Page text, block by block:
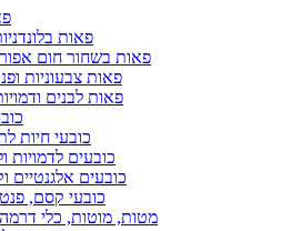
פאות
פאות בשחור חום
פאות צבעוניות
פאות לבנים
כובעי חיות
כובעים לדמויות
כובעים אלגנטיים
כובעי קסם,
מטות, מוטות, כלי דרמה